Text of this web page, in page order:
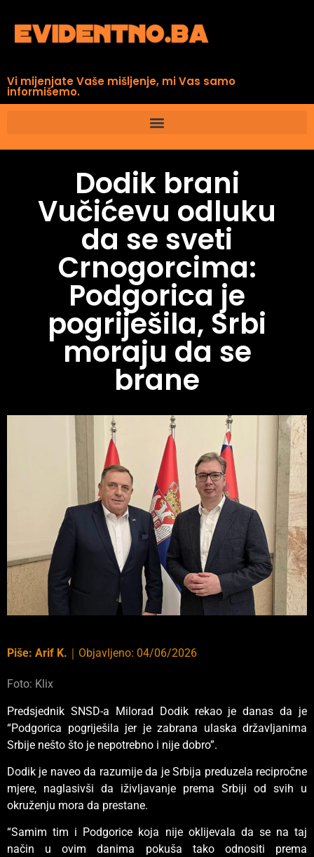
Vi mijenjate Vaše mišljenje, mi Vas samo
informišemo.
Dodik brani
Vučićevu odluku
da se sveti
Crnogorcima:
Podgorica je
pogriješila, Srbi
moraju da se
brane
Piše: Arif K. Objavljeno: 04/06/2026
Foto: Klix
Predsjednik SNSD-a Milorad Dodik rekao je danas da je
“Podgorica pogriješila jer je zabrana ulaska državljanima
Srbije nešto što je nepotrebno i nije dobro”.
Dodik je naveo da razumije da je Srbija preduzela recipročne
mjere, naglasivši da iživljavanje prema Srbiji od svih u
okruženju mora da prestane.
“Samim tim i Podgorice koja nije oklijevala da se na taj
način u ovim danima pokuša tako odnositi prema